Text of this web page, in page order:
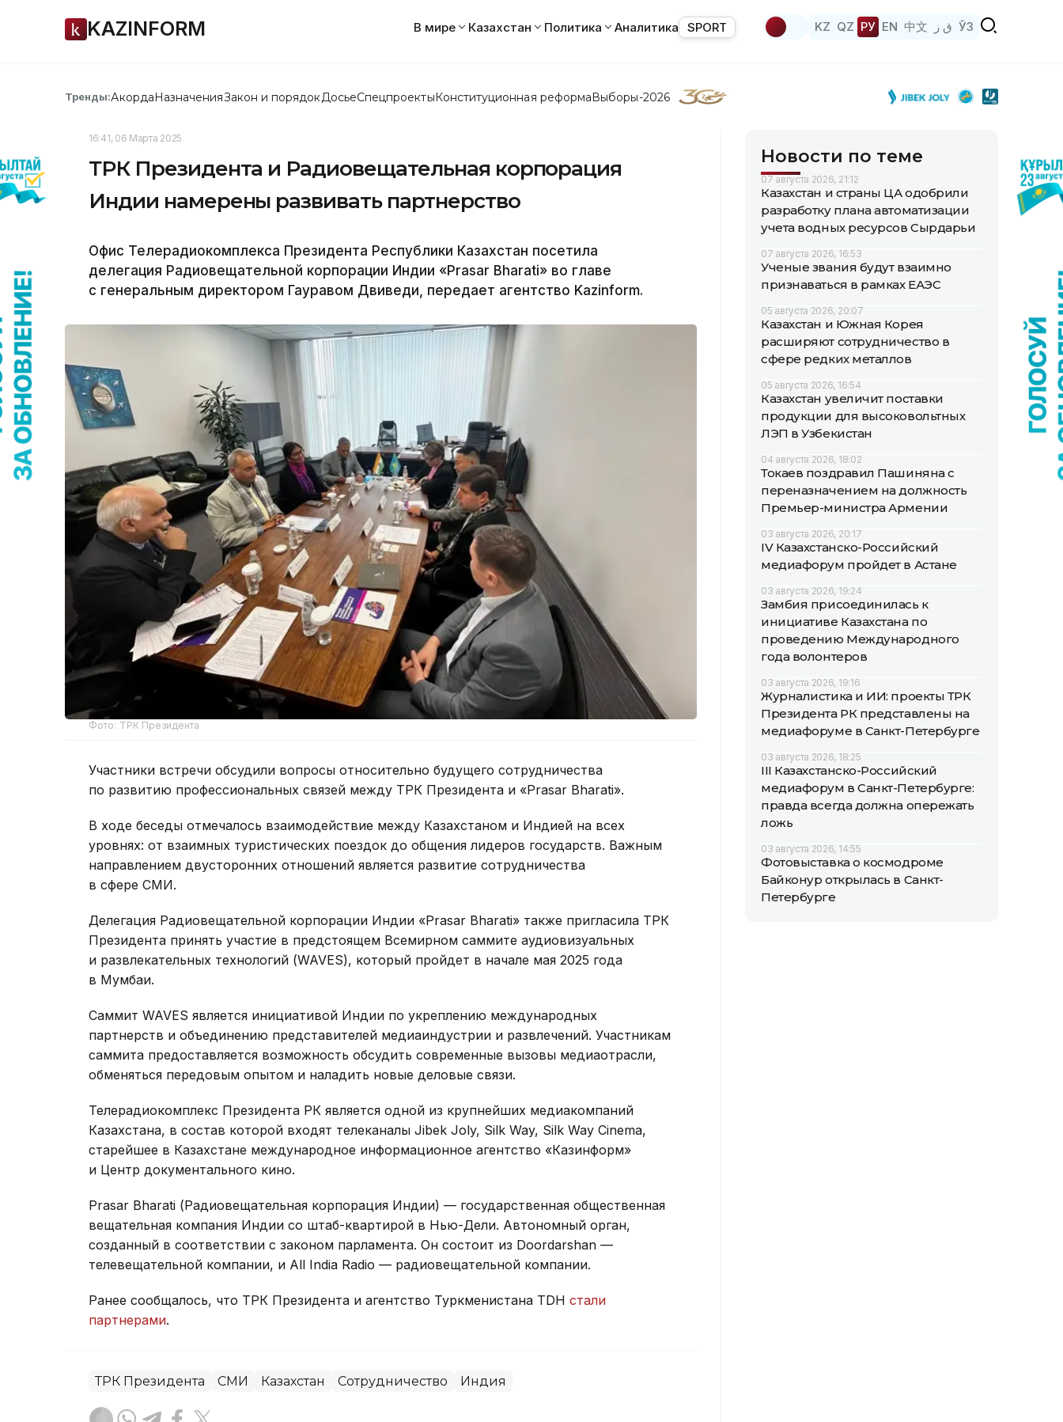
KAZINFORM В мире Казахстан Политика Аналитика SPORT KZ QZ РУ EN 中文 ق ز ЎЗ
Тренды:АкордаНазначенияЗакон и порядок ДосьеСпецпроектыКонституционная реформаВыборы-2026
16:41, 06 Марта 2025
ТРК Президента и Радиовещательная корпорация
Индии намерены развивать партнерство
Офис Телерадиокомплекса Президента Республики Казахстан посетила
делегация Радиовещательной корпорации Индии «Prasar Bharati» во главе
с генеральным директором Гауравом Двиведи, передает агентство Kazinform.
Фото: ТРК Президента
Участники встречи обсудили вопросы относительно будущего сотрудничества
по развитию профессиональных связей между ТРК Президента и «Prasar Bharati».
В ходе беседы отмечалось взаимодействие между Казахстаном и Индией на всех
уровнях: от взаимных туристических поездок до общения лидеров государств. Важным
направлением двусторонних отношений является развитие сотрудничества
в сфере СМИ.
Делегация Радиовещательной корпорации Индии «Prasar Bharati» также пригласила ТРК
Президента принять участие в предстоящем Всемирном саммите аудиовизуальных
и развлекательных технологий (WAVES), который пройдет в начале мая 2025 года
в Мумбаи.
Саммит WAVES является инициативой Индии по укреплению международных
партнерств и объединению представителей медиаиндустрии и развлечений. Участникам
саммита предоставляется возможность обсудить современные вызовы медиаотрасли,
обменяться передовым опытом и наладить новые деловые связи.
Телерадиокомплекс Президента РК является одной из крупнейших медиакомпаний
Казахстана, в состав которой входят телеканалы Jibek Joly, Silk Way, Silk Way Cinema,
старейшее в Казахстане международное информационное агентство «Казинформ»
и Центр документального кино.
Prasar Bharati (Радиовещательная корпорация Индии) — государственная общественная
вещательная компания Индии со штаб-квартирой в Нью-Дели. Автономный орган,
созданный в соответствии с законом парламента. Он состоит из Doordarshan —
телевещательной компании, и All India Radio — радиовещательной компании.
Ранее сообщалось, что ТРК Президента и агентство Туркменистана TDH стали
партнерами.
ТРК Президента СМИ Казахстан Сотрудничество Индия
Новости по теме
07 августа 2026, 21:12
Казахстан и страны ЦА одобрили
разработку плана автоматизации
учета водных ресурсов Сырдарьи
07 августа 2026, 16:53
Ученые звания будут взаимно
признаваться в рамках ЕАЭС
05 августа 2026, 20:07
Казахстан и Южная Корея
расширяют сотрудничество в
сфере редких металлов
05 августа 2026, 16:54
Казахстан увеличит поставки
продукции для высоковольтных
ЛЭП в Узбекистан
04 августа 2026, 18:02
Токаев поздравил Пашиняна с
переназначением на должность
Премьер-министра Армении
03 августа 2026, 20:17
IV Казахстанско-Российский
медиафорум пройдет в Астане
03 августа 2026, 19:24
Замбия присоединилась к
инициативе Казахстана по
проведению Международного
года волонтеров
03 августа 2026, 19:16
Журналистика и ИИ: проекты ТРК
Президента РК представлены на
медиафоруме в Санкт-Петербурге
03 августа 2026, 18:25
III Казахстанско-Российский
медиафорум в Санкт-Петербурге:
правда всегда должна опережать
ложь
03 августа 2026, 14:55
Фотовыставка о космодроме
Байконур открылась в Санкт-
Петербурге